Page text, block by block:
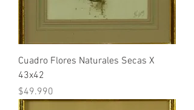
Cuadro Flores Naturales Secas X
43x42
Precio
$49.990